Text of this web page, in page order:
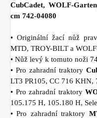
CubCadet, WOLF-
cm 742-04080
• Originální žací nůž
MTD, TROY-BILT a
• Nůž levý k tomuto noži
• Pro zahradní traktory
LT3 PR105, CC 716
• Pro zahradní traktory
105.175 H, 105.180 H,
• Pro zahradní traktory